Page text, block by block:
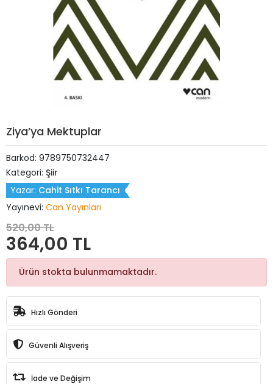
Ziya’ya Mektuplar
Barkod: 9789750732447
Kategori: Şiir
Yazar: Cahit Sıtkı Tarancı
Yayınevi: Can Yayınları
520,00 TL
364,00 TL
Ürün stokta bulunmamaktadır.
Hızlı Gönderi
Güvenli Alışveriş
İade ve Değişim